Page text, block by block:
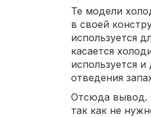
Те модели
в своей
используется
касается
используется
отведения
Отсюда вывод.
так как не